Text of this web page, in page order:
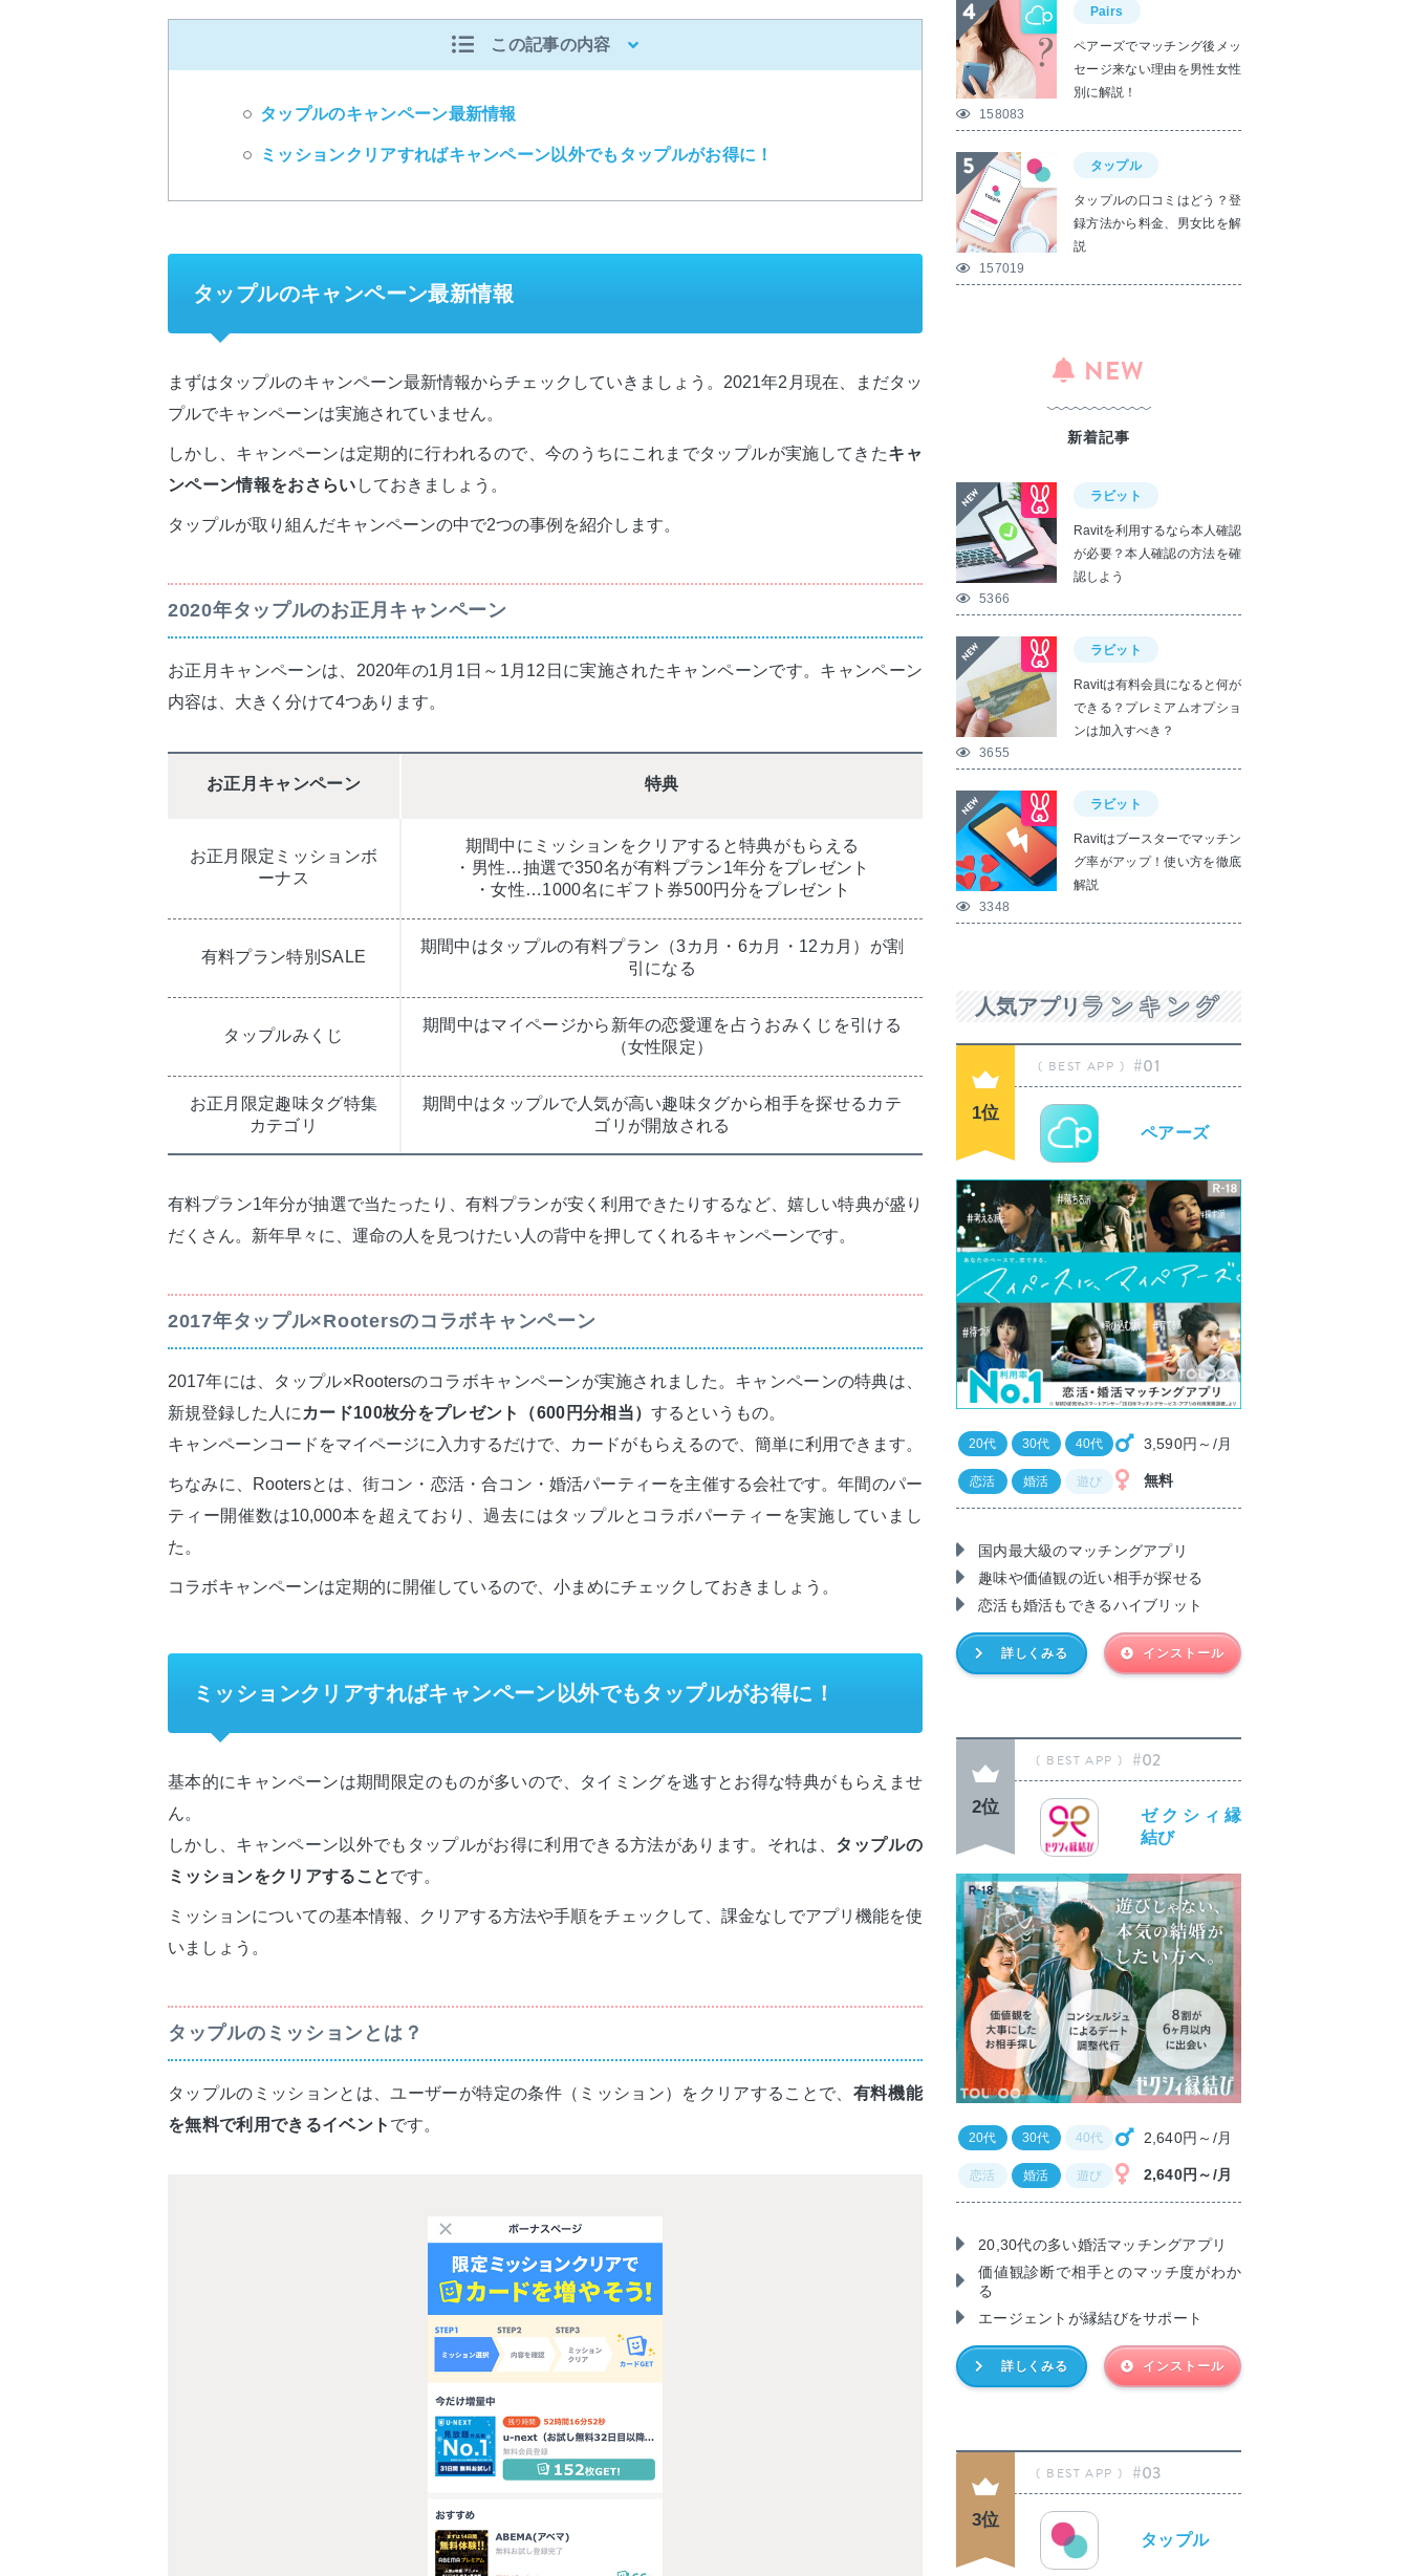
この記事の内容
タップルのキャンペーン最新情報
ミッションクリアすればキャンペーン以外でもタップルがお得に！
タップルのキャンペーン最新情報
まずはタップルのキャンペーン最新情報からチェックしていきましょう。2021年2月現在、まだタッ
プルでキャンペーンは実施されていません。
しかし、キャンペーンは定期的に行われるので、今のうちにこれまでタップルが実施してきたキャ
ンペーン情報をおさらい しておきましょう。
タップルが取り組んだキャンペーンの中で2つの事例を紹介します。
2020年タップルのお正月キャンペーン
お正月キャンペーンは、2020年の1月1日～1月12日に実施されたキャンペーンです。キャンペーン
内容は、大きく分けて4つあります。
お正月キャンペーン 特典
お正月限定ミッションボ
ーナス
期間中にミッションをクリアすると特典がもらえる
・男性…抽選で350名が有料プラン1年分をプレゼント
・女性…1000名にギフト券500円分をプレゼント
有料プラン特別SALE
期間中はタップルの有料プラン（3カ月・6カ月・12カ月）が割
引になる
タップルみくじ
期間中はマイページから新年の恋愛運を占うおみくじを引ける
（女性限定）
お正月限定趣味タグ特集
カテゴリ
期間中はタップルで人気が高い趣味タグから相手を探せるカテ
ゴリが開放される
有料プラン1年分が抽選で当たったり、有料プランが安く利用できたりするなど、嬉しい特典が盛り
だくさん。新年早々に、運命の人を見つけたい人の背中を押してくれるキャンペーンです。
2017年タップル×Rootersのコラボキャンペーン
2017年には、タップル×Rootersのコラボキャンペーンが実施されました。キャンペーンの特典は、
新規登録した人に カード100枚分をプレゼント（600円分相当）するというもの。
キャンペーンコードをマイページに入力するだけで、カードがもらえるので、簡単に利用できます。
ちなみに、Rootersとは、街コン・恋活・合コン・婚活パーティーを主催する会社です。年間のパー
ティー開催数は10,000本を超えており、過去にはタップルとコラボパーティーを実施していまし
た。
コラボキャンペーンは定期的に開催しているので、小まめにチェックしておきましょう。
ミッションクリアすればキャンペーン以外でもタップルがお得に！
基本的にキャンペーンは期間限定のものが多いので、タイミングを逃すとお得な特典がもらえませ
ん。
しかし、キャンペーン以外でもタップルがお得に利用できる方法があります。それは、 タップルの
ミッションをクリアすることです。
ミッションについての基本情報、クリアする方法や手順をチェックして、課金なしでアプリ機能を使
いましょう。
タップルのミッションとは？
タップルのミッションとは、ユーザーが特定の条件（ミッション）をクリアすることで、 有料機能
を無料で利用できるイベント です。
158083
Pairs
ペアーズでマッチング後メッ
セージ来ない理由を男性女性
別に解説！
157019
タップル
タップルの口コミはどう？登
録方法から料金、男女比を解
説
NEW
新着記事
5366
ラビット
Ravitを利用するなら本人確認
が必要？本人確認の方法を確
認しよう
3655
ラビット
Ravitは有料会員になると何が
できる？プレミアムオプショ
ンは加入すべき？
3348
ラビット
Ravitはブースターでマッチン
グ率がアップ！使い方を徹底
解説
人気アプリ ランキング
1位
#01
ペアーズ
国内最大級のマッチングアプリ
趣味や価値観の近い相手が探せる
恋活も婚活もできるハイブリット
20代 30代 40代
恋活 婚活 遊び
3,590円～/月
無料
詳しくみる インストール
2位
#02
ゼクシィ縁
結び
20,30代の多い婚活マッチングアプリ
価値観診断で相手とのマッチ度がわか
る
エージェントが縁結びをサポート
20代 30代 40代
恋活 婚活 遊び
2,640円～/月
2,640円～/月
詳しくみる インストール
3位
#03
タップル